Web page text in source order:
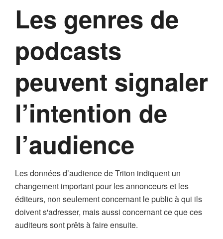
Les genres de
podcasts
peuvent signaler
l’intention de
l’audience
Les données d’audience de Triton indiquent un
changement important pour les annonceurs et les
éditeurs, non seulement concernant le public à qui ils
doivent s'adresser, mais aussi concernant ce que ces
auditeurs sont prêts à faire ensuite.